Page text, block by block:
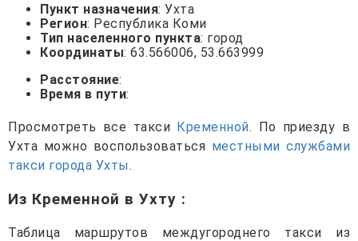
Пункт назначения: Ухта
Регион: Республика Коми
Тип населенного пункта: город
Координаты: 63.566006, 53.663999
Расстояние:
Время в пути:
Просмотреть все такси Кременной. По приезду в
Ухта можно воспользоваться местными службами
такси города Ухты.
Из Кременной в Ухту :
Таблица маршрутов междугороднего такси из